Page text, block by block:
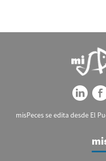
misPeces se edita desde El